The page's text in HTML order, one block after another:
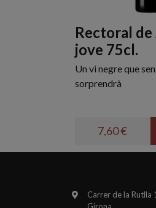
Rectoral de
jove 75cl.
Un vi negre que
sorprendrà
7,60 €
Carrer de la Rutlla